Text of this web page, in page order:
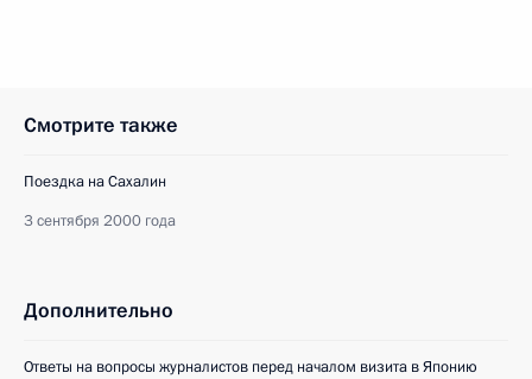
Смотрите также
Поездка на Сахалин
3 сентября 2000 года
Дополнительно
Ответы на вопросы журналистов перед началом визита в Японию